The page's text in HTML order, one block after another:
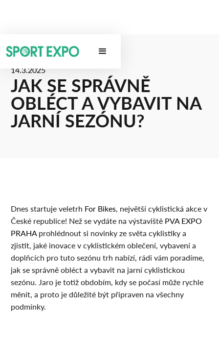
14.3.2025
JAK SE SPRÁVNĚ
OBLÉCT A VYBAVIT NA
JARNÍ SEZÓNU?
Dnes startuje veletrh For Bikes, největší cyklistická akce v
České republice! Než se vydáte na výstaviště PVA EXPO
PRAHAprohlédnout si novinky ze světa cyklistiky a
zjistit, jaké inovace v cyklistickém oblečení, vybavení a
doplňcích pro tuto sezónu trh nabízí, rádi vám poradíme,
jak se správně obléct a vybavit na jarní cyklistickou
sezónu. Jaro je totiž obdobím, kdy se počasí může rychle
měnit, a proto je důležité být připraven na všechny
podmínky.